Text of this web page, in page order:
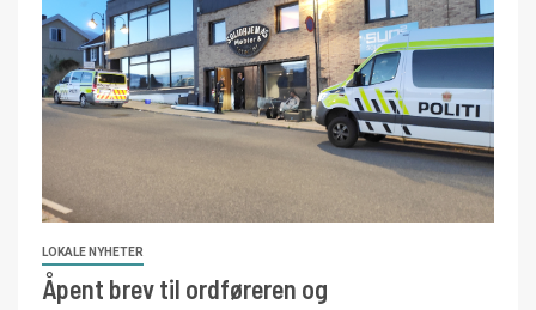
LOKALE NYHETER
Åpent brev til ordføreren og